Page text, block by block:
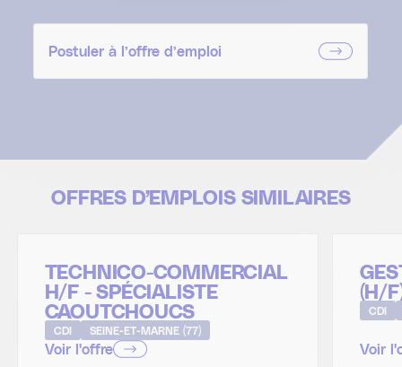
Postuler à l’offre d’emploi
OFFRES D’EMPLOIS SIMILAIRES
TECHNICO-COMMERCIAL
H/F - SPÉCIALISTE
CAOUTCHOUCS
CDI SEINE-ET-MARNE (77)
Voir l'offre
(H/
CDI
Voir